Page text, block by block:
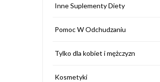
Inne Suplementy Diety
Pomoc W Odchudzaniu
Tylko dla kobiet i mężczyzn
Kosmetyki